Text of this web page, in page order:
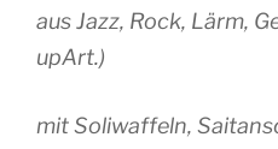
aus Jazz, Rock, Lärm,
upArt.)
mit Soliwaffeln,